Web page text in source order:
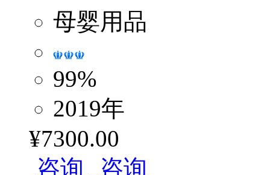
母婴用品
99%
2019年
¥7300.00
咨询
咨询